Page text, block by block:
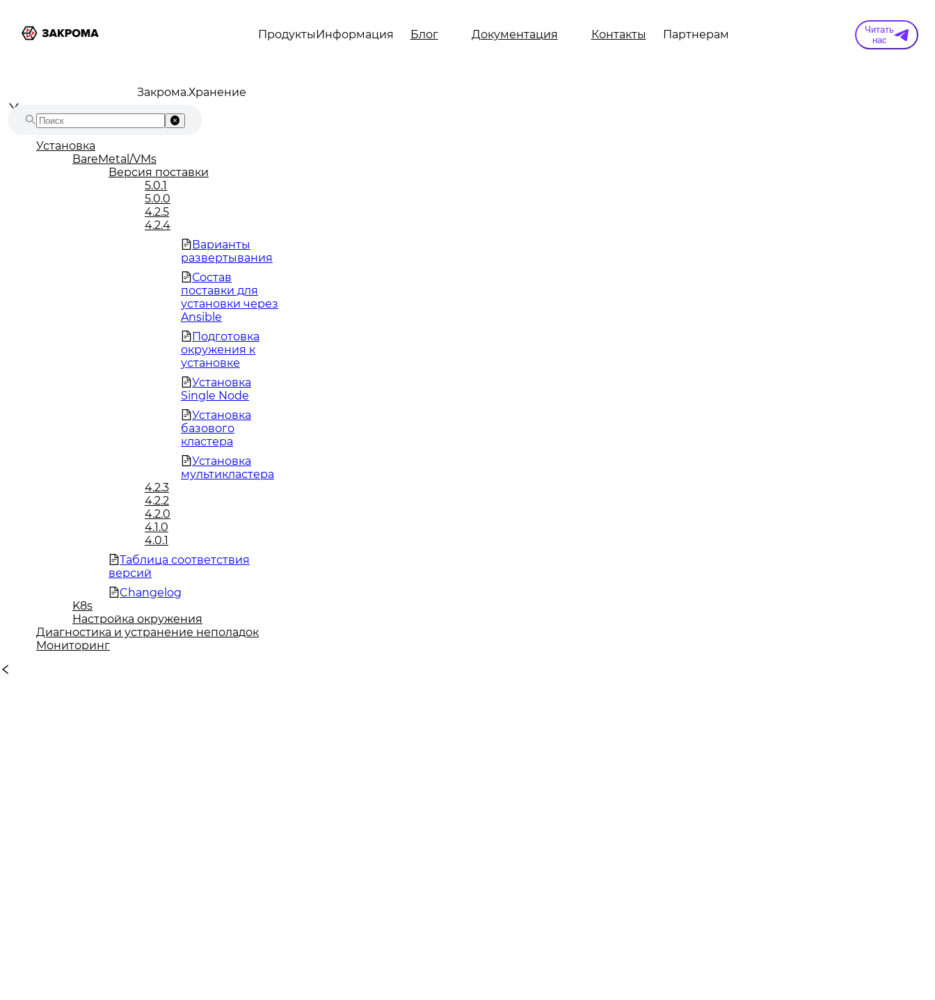
ПродуктыИнформация Блог Документация Контакты Партнерам
Читать
нас
Закрома.Хранение
Установка
BareMetal/VMs
Версия поставки
5.0.1
5.0.0
4.2.5
4.2.4
Варианты
развертывания
Состав
поставки для
установки через
Ansible
Подготовка
окружения к
установке
Установка
Single Node
Установка
базового
кластера
Установка
мультикластера
4.2.3
4.2.2
4.2.0
4.1.0
4.0.1
Таблица соответствия
версий
Changelog
K8s
Настройка окружения
Диагностика и устранение неполадок
Мониторинг